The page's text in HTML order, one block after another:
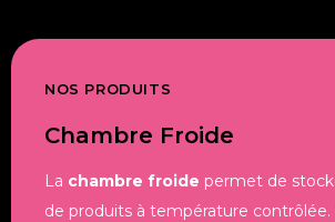
NOS PRODUITS
Chambre Froide
La chambre froide permet de
de produits à température contrôlée.